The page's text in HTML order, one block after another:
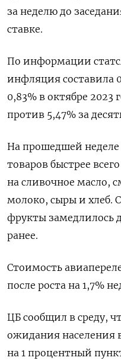
за неделю до
ставке.
По информации
инфляция составила
0,83% в октябре 2023
против 5,47% за
На прошедшей неделе
товаров быстрее
на сливочное масло,
молоко, сыры и хлеб.
фрукты замедлилось
ранее.
Стоимость
после роста на 1,7%
ЦБ сообщил в среду,
ожидания населения
на 1 процентный